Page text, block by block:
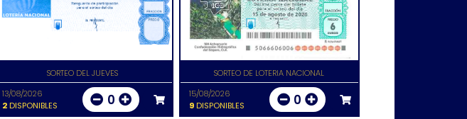
SORTEO DEL JUEVES
13/08/2026
2DISPONIBLES 0
SORTEO DE LOTERIA NACIONAL
15/08/2026
9DISPONIBLES 0